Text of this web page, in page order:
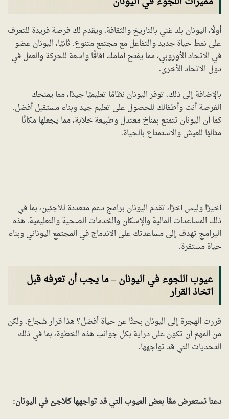
أولًا، اليونان بلد غني بالتاريخ والثقافة، ويقدم لك فرصة فريدة للتعرف
على نمط حياة جديد والتفاعل مع مجتمع متنوع. ثانيًا، اليونان عضو
في الاتحاد الأوروبي، مما يفتح أمامك آفاقًا واسعة للحركة والعمل في
دول الاتحاد الأخرى.
بالإضافة إلى ذلك، توفر اليونان نظامًا تعليميًا جيدًا، مما يمنحك
الفرصة أنت وأطفالك للحصول على تعليم جيد وبناء مستقبل أفضل.
كما أن اليونان تتمتع بمناخ معتدل وطبيعة خلابة، مما يجعلها مكانًا
مثاليًا للعيش والاستمتاع بالحياة.
أخيرًا وليس آخرًا، تقدم اليونان برامج دعم متعددة للاجئين، بما في
ذلك المساعدات المالية والإسكان والخدمات الصحية والتعليمية. هذه
البرامج تهدف إلى مساعدتك على الاندماج في المجتمع اليوناني وبناء
حياة مستقرة.
عيوب اللجوء في اليونان – ما يجب أن تعرفه قبل
اتخاذ القرار
قررت الهجرة إلى اليونان بحثًا عن حياة أفضل؟ هذا قرار شجاع، ولكن
من المهم أن تكون على دراية بكل جوانب هذه الخطوة، بما في ذلك
التحديات التي قد تواجهها.
دعنا نستعرض معًا بعض العيوب التي قد تواجهها كلاجئ في اليونان: